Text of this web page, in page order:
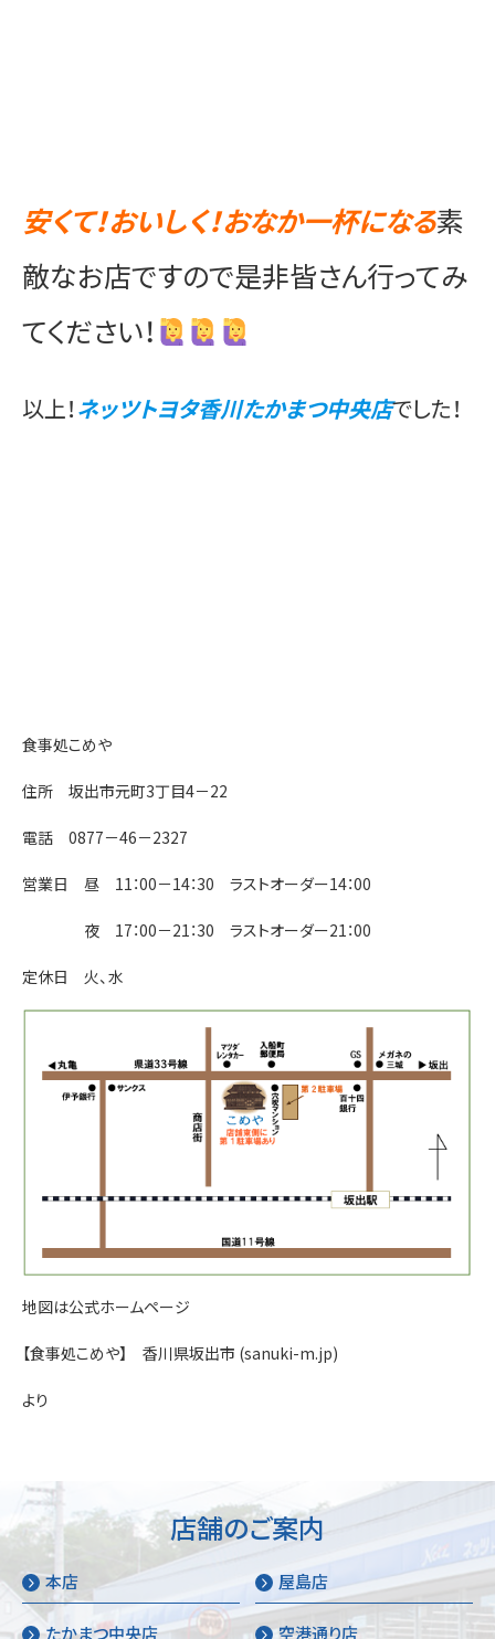
安くて！おいしく！おなか一杯になる素
敵なお店ですので是非皆さん行ってみ
てください！
以上！ネッツトヨタ香川たかまつ中央店でした！
食事処こめや
住所 坂出市元町3丁目4－22
電話 0877－46－2327
営業日 昼 11：00－14：30 ラストオーダー14：00
夜 17：00－21：30 ラストオーダー21：00
定休日 火、水
地図は公式ホームページ
【食事処こめや】 香川県坂出市 (sanuki-m.jp)
より
店舗のご案内
本店 屋島店
たかまつ中央店 空港通り店